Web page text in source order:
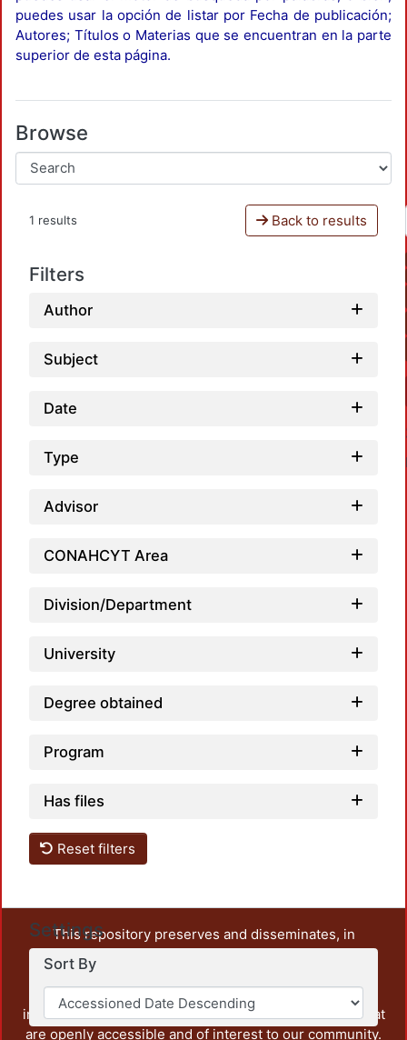
puedes usar la opción de listar por Fecha de publicación;
Autores; Títulos o Materias que se encuentran en la parte
superior de esta página.
Browse
1 results Back to results
Filters
Author
Subject
Date
Type
Advisor
CONAHCYT Area
Division/Department
University
Degree obtained
Program
Has files
Reset filters
Settings
Sort By
This repository preserves and disseminates, in
unrestricted open access, the teaching and research
output of UAM Azcapotzalco. It also includes some
administrative and graphic documents from the
institution, as well as content from other institutions that
are openly accessible and of interest to our community.